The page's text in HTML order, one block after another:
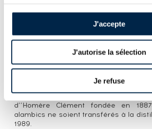
J'accepte
J'autorise la sélection
Je refuse
PRÉSENTATION DU LOT
CLÉMENT 15 YEARS OF.
L'ACAJOU VIEILLI EN FÛTS DE
LA CUVÉE
Un Rhum Clément 15 ans,
derniers millésimes élaborés dans la
d’’Homère Clément fondée en
alambics ne soient transférés à la
1989.